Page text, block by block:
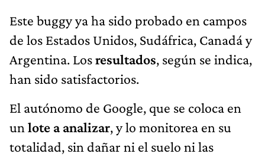
Este buggy ya ha sido probado en campos
de los Estados Unidos, Sudáfrica, Canadá y
Argentina. Losresultados, según se indica,
han sido satisfactorios.
El autónomo de Google, que se coloca en
un lote a analizar, y lo monitorea en su
totalidad, sin dañar ni el suelo ni las